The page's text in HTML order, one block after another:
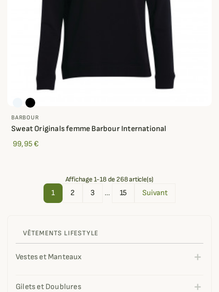
VÊTEMENTS LIFESTYLE
Vestes et Manteaux
Gilets et Doublures
BARBOUR
Sweat Originals femme Barbour International
99,95 €
Affichage 1-18 de 268 article(s)
1 2 3 … 15 Suivant